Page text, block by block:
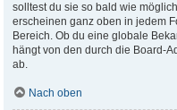
solltest du sie so bald wie
erscheinen ganz oben in jedem
Bereich. Ob du eine globale
hängt von den durch die Board-
ab.
Nach oben